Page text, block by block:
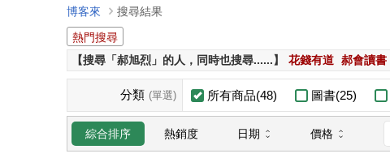
博客來
搜尋結果
熱門搜尋
【搜尋「郝旭烈」的人，同時也搜尋......】
花錢有道 郝會讀書
分類 (單選) 所有商品(48) 圖書(25)
綜合排序 熱銷度 日期 價格